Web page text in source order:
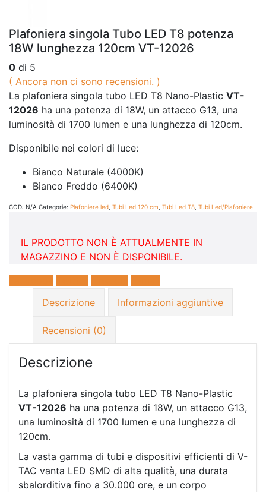
Plafoniera singola Tubo LED T8 potenza
18W lunghezza 120cm VT-12026
0 di 5
( Ancora non ci sono recensioni. )
La plafoniera singola tubo LED T8 Nano-Plastic VT-
12026 ha una potenza di 18W, un attacco G13, una
luminosità di 1700 lumen e una lunghezza di 120cm.
Disponibile nei colori di luce:
Bianco Naturale (4000K)
Bianco Freddo (6400K)
COD: N/A Categorie: Plafoniere led Tubi Led 120 cm Tubi Led T8 Tubi Led/Plafoniere
IL PRODOTTO NON È ATTUALMENTE IN
MAGAZZINO E NON È DISPONIBILE.
Descrizione
Informazioni aggiuntive
Recensioni (0)
Descrizione
La plafoniera singola tubo LED T8 Nano-Plastic
VT-12026 ha una potenza di 18W, un attacco G13,
una luminosità di 1700 lumen e una lunghezza di
120cm.
La vasta gamma di tubi e dispositivi efficienti di V-
TAC vanta LED SMD di alta qualità, una durata
sbalorditiva fino a 30.000 ore, e un corpo